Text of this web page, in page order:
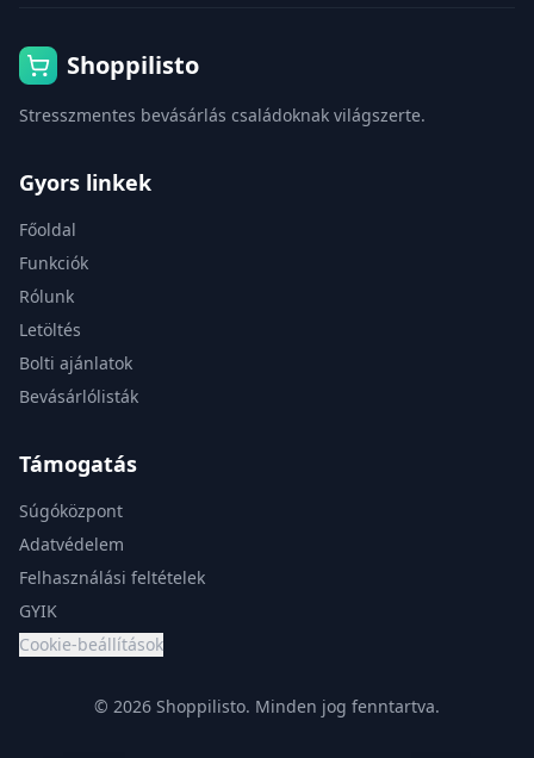
Shoppilisto
Stresszmentes bevásárlás családoknak világszerte.
Gyors linkek
Főoldal
Funkciók
Rólunk
Letöltés
Bolti ajánlatok
Bevásárlólisták
Támogatás
Súgóközpont
Adatvédelem
Felhasználási feltételek
GYIK
Cookie-beállítások
© 2026 Shoppilisto. Minden jog fenntartva.